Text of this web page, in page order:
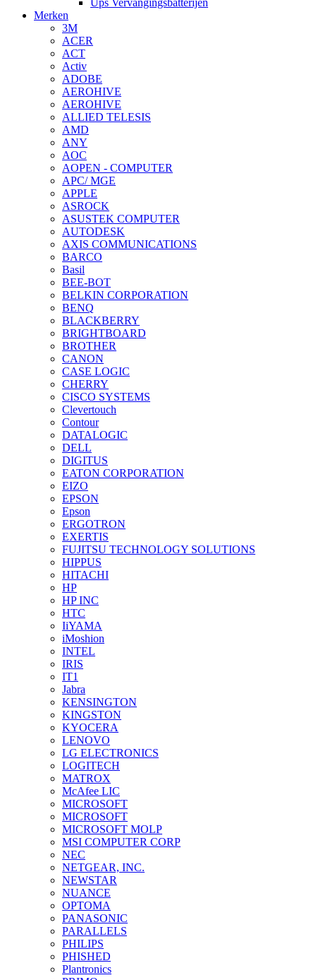
Merken
3M
ACER
ACT
Activ
ADOBE
AEROHIVE
AEROHIVE
ALLIED TELESIS
AMD
ANY
AOC
AOPEN - COMPUTER
APC/ MGE
APPLE
ASROCK
ASUSTEK COMPUTER
AUTODESK
AXIS COMMUNICATIONS
BARCO
Basil
BEE-BOT
BELKIN CORPORATION
BENQ
BLACKBERRY
BRIGHTBOARD
BROTHER
CANON
CASE LOGIC
CHERRY
CISCO SYSTEMS
Clevertouch
Contour
DATALOGIC
DELL
DIGITUS
EATON CORPORATION
EIZO
EPSON
Epson
ERGOTRON
EXERTIS
FUJITSU TECHNOLOGY SOLUTIONS
HIPPUS
HITACHI
HP
HP INC
HTC
IiYAMA
iMoshion
INTEL
IRIS
IT1
Jabra
KENSINGTON
KINGSTON
KYOCERA
LENOVO
LG ELECTRONICS
LOGITECH
MATROX
McAfee LIC
MICROSOFT
MICROSOFT
MICROSOFT MOLP
MSI COMPUTER CORP
NEC
NETGEAR, INC.
NEWSTAR
NUANCE
OPTOMA
PANASONIC
PARALLELS
PHILIPS
PHISHED
Plantronics